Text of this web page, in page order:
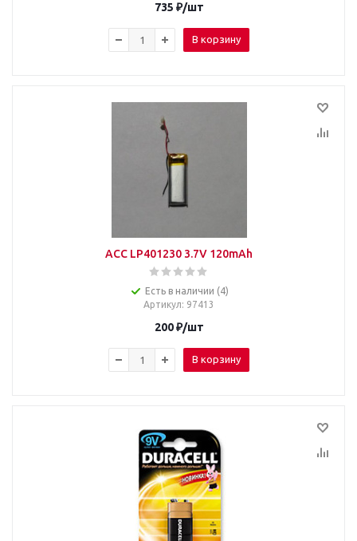
735 ₽/шт
В корзину
ACC LP401230 3.7V 120mAh
Есть в наличии (4)
Артикул: 97413
200₽/шт
В корзину